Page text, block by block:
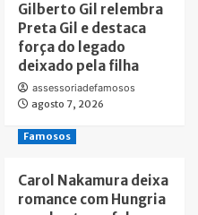
Gilberto Gil relembra
Preta Gil e destaca
força do legado
deixado pela filha
assessoriadefamosos
agosto 7, 2026
Famosos
Carol Nakamura deixa
romance com Hungria